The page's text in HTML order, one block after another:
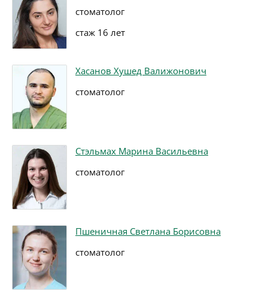
стоматолог
стаж 16 лет
Хасанов Хушед Валижонович
стоматолог
Стэльмах Марина Васильевна
стоматолог
Пшеничная Светлана Борисовна
стоматолог